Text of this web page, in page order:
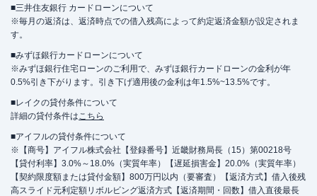
■三井住友銀行 カードローンについて
※毎月の返済は、返済時点での借入残高によって約定返済金額が設定されま
す。
■みずほ銀行カードローンについて
※みずほ銀行住宅ローンのご利用で、みずほ銀行カードローンの金利が年
0.5%引き下がります。引き下げ適用後の金利は年1.5%~13.5%です。
■レイクの貸付条件について
詳細の貸付条件はこちら
■アイフルの貸付条件について
※【商号】アイフル株式会社【登録番号】近畿財務局長（15）第00218号
【貸付利率】3.0%～18.0%（実質年率）【遅延損害金】20.0%（実質年率）
【契約限度額または貸付金額】800万円以内（要審査）【返済方式】借入後残
高スライド元利定額リボルビング返済方式【返済期間・回数】借入直後最長